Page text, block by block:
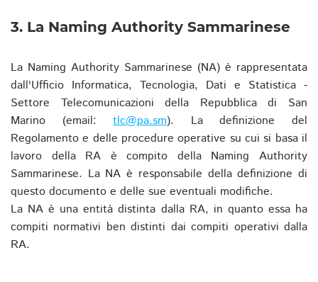
3. La Naming Authority Sammarinese
La Naming Authority Sammarinese (NA) è rappresentata
dall'Ufficio Informatica, Tecnologia, Dati e Statistica -
Settore Telecomunicazioni della Repubblica di San
Marino (email:tlc@pa.sm). La definizione del
Regolamento e delle procedure operative su cui si basa il
lavoro della RA è compito della Naming Authority
Sammarinese. La NA è responsabile della definizione di
questo documento e delle sue eventuali modifiche.
La NA è una entità distinta dalla RA, in quanto essa ha
compiti normativi ben distinti dai compiti operativi dalla
RA.